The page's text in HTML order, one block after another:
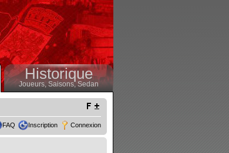
Historique
Joueurs, Saisons,Sedan
FAQ Inscription Connexion